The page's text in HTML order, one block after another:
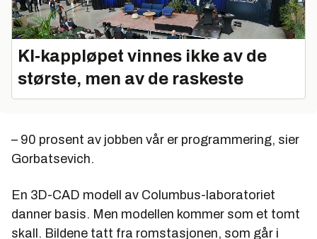
KI‑kappløpet vinnes ikke av de
største, men av de raskeste
– 90 prosent av jobben vår er programmering, sier
Gorbatsevich.
En 3D-CAD modell av Columbus-laboratoriet
danner basis. Men modellen kommer som et tomt
skall. Bildene tatt fra romstasjonen, som går i